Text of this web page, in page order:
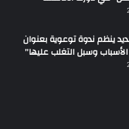
ينظم ندوة توعوية بعنوان
وسبل التغلب عليها”